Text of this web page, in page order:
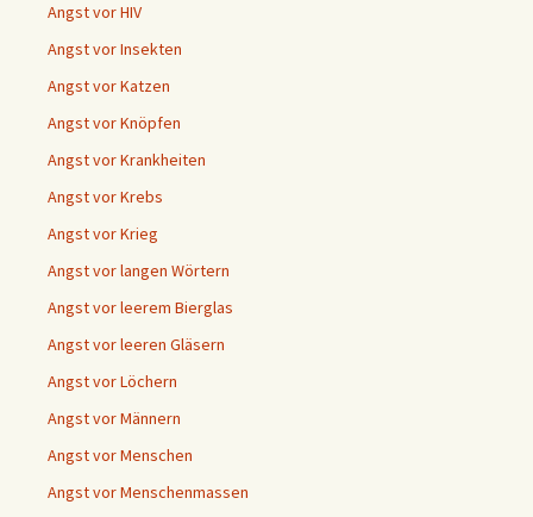
Angst vor HIV
Angst vor Insekten
Angst vor Katzen
Angst vor Knöpfen
Angst vor Krankheiten
Angst vor Krebs
Angst vor Krieg
Angst vor langen Wörtern
Angst vor leerem Bierglas
Angst vor leeren Gläsern
Angst vor Löchern
Angst vor Männern
Angst vor Menschen
Angst vor Menschenmassen